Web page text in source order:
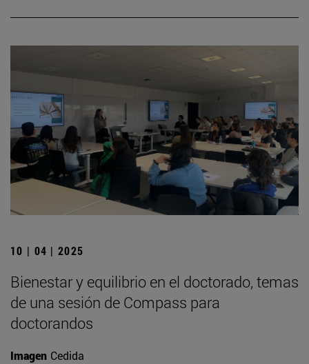
10 | 04 | 2025
Bienestar y equilibrio en el doctorado, temas
de una sesión de Compass para
doctorandos
Imagen Cedida